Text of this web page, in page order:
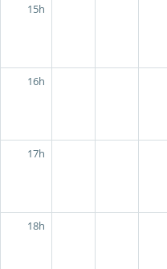
15h
16h
17h
18h